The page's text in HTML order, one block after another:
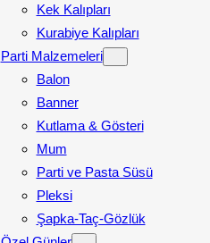
Kek Kalıpları
Kurabiye Kalıpları
Parti Malzemeleri
Balon
Banner
Kutlama & Gösteri
Mum
Parti ve Pasta Süsü
Pleksi
Şapka-Taç-Gözlük